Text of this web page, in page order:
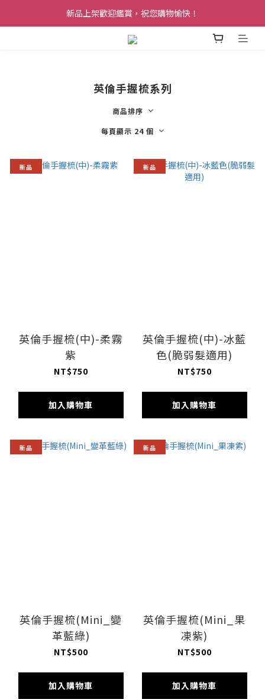
新品上架歡迎鑑賞，祝您購物愉快！
英倫手握梳系列
商品排序
每頁顯示 24 個
新品
英倫手握梳(中)-柔霧
紫
NT$750
加入購物車
新品
英倫手握梳(中)-冰藍
色(脆弱髮適用)
NT$750
加入購物車
新品
英倫手握梳(Mini_變
革藍綠)
NT$500
加入購物車
新品
英倫手握梳(Mini_果
凍紫)
NT$500
加入購物車